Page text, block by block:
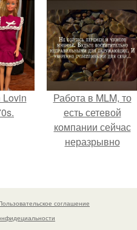
Lovin
Работа в MLM, то
есть сетевой
компании сейчас
неразрывно
своей страницы в
соц сетях.
соглашение